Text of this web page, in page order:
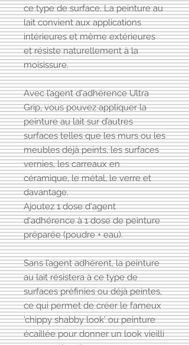
ce type de surface. La peinture au
lait convient aux applications
intérieures et même extérieures
et résiste naturellement à la
moisissure.
Avec l’agent d'adhérence Ultra
Grip, vous pouvez appliquer la
peinture au lait sur d’autres
surfaces telles que les murs ou les
meubles déjà peints, les surfaces
vernies, les carreaux en
céramique, le métal, le verre et
davantage.
Ajoutez 1 dose d'agent
d'adhérence à 1 dose de peinture
préparée (poudre + eau).
Sans l’agent adhérent, la peinture
au lait résistera à ce type de
surfaces préfinies ou déjà peintes,
ce qui permet de créer le fameux
'chippy shabby look' ou peinture
écaillée pour donner un look vieilli